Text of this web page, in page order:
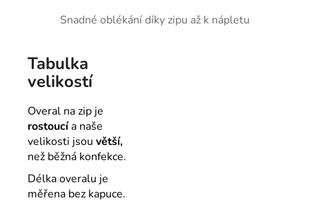
Snadné oblékání díky zipu až k nápletu
Tabulka
velikostí
Overal na zip je
rostoucía naše
velikosti jsou větší,
než běžná konfekce.
Délka overalu je
měřena bez kapuce.